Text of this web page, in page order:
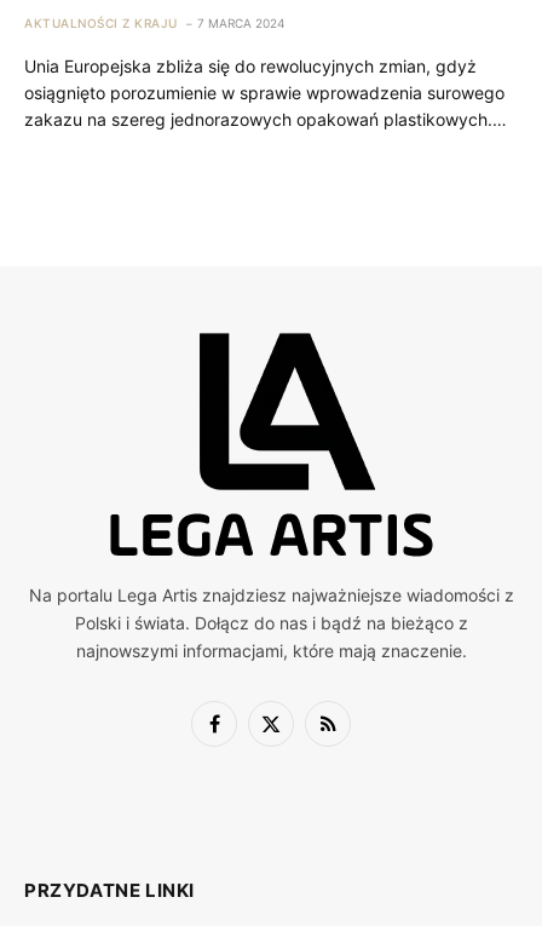
AKTUALNOŚCI Z KRAJU 7 MARCA 2024
Unia Europejska zbliża się do rewolucyjnych zmian, gdyż
osiągnięto porozumienie w sprawie wprowadzenia surowego
zakazu na szereg jednorazowych opakowań plastikowych.…
Na portalu Lega Artis znajdziesz najważniejsze wiadomości z
Polski i świata. Dołącz do nas i bądź na bieżąco z
najnowszymi informacjami, które mają znaczenie.
Facebook
X
RSS
PRZYDATNE LINKI